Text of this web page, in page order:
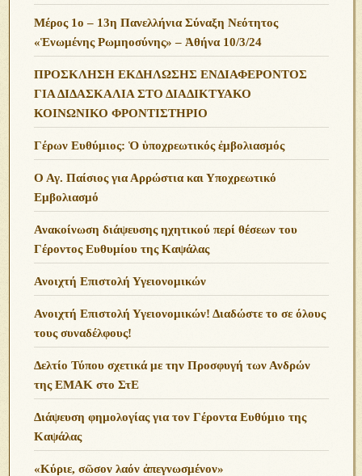
Μέρος 1ο – 13η Πανελλήνια Σύναξη Νεότητος
«Ἑνωμένης Ρωμηοσύνης» – Ἀθήνα 10/3/24
ΠΡΟΣΚΛΗΣΗ ΕΚΔΗΛΩΣΗΣ ΕΝΔΙΑΦΕΡΟΝΤΟΣ
ΓΙΑ ΔΙΔΑΣΚΑΛΙΑ ΣΤΟ ΔΙΑΔΙΚΤΥΑΚΟ
ΚΟΙΝΩΝΙΚΟ ΦΡΟΝΤΙΣΤΗΡΙΟ
Γέρων Ευθύμιος: Ὁ ὑποχρεωτικός ἐμβολιασμός
Ο Αγ. Παίσιος για Αρρώστια και Υποχρεωτικό
Εμβολιασμό
Ανακοίνωση διάψευσης ηχητικού περί θέσεων του
Γέροντος Ευθυμίου της Καψάλας
Ανοιχτή Επιστολή Υγειονομικών
Ανοιχτή Επιστολή Υγειονομικών! Διαδώστε το σε όλους
τους συναδέλφους!
Δελτίο Τύπου σχετικά με την Προσφυγή των Ανδρών
της ΕΜΑΚ στο ΣτΕ
Διάψευση φημολογίας για τον Γέροντα Ευθύμιο της
Καψάλας
«Κύριε, σῶσον λαόν ἀπεγνωσμένον»